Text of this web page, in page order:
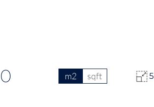
m2 sqft